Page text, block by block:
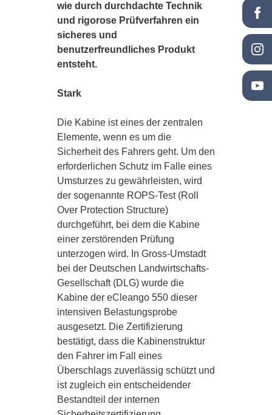
wie durch durchdachte Technik
und rigorose Prüfverfahren ein
sicheres und
benutzerfreundliches Produkt
entsteht.
Stark
Die Kabine ist eines der zentralen
Elemente, wenn es um die
Sicherheit des Fahrers geht. Um den
erforderlichen Schutz im Falle eines
Umsturzes zu gewährleisten, wird
der sogenannte ROPS-Test (Roll
Over Protection Structure)
durchgeführt, bei dem die Kabine
einer zerstörenden Prüfung
unterzogen wird. In Gross-Umstadt
bei der Deutschen Landwirtschafts-
Gesellschaft (DLG) wurde die
Kabine der eCleango 550 dieser
intensiven Belastungsprobe
ausgesetzt. Die Zertifizierung
bestätigt, dass die Kabinenstruktur
den Fahrer im Fall eines
Überschlags zuverlässig schützt und
ist zugleich ein entscheidender
Bestandteil der internen